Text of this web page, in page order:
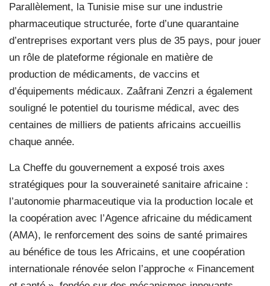
Parallèlement, la Tunisie mise sur une industrie
pharmaceutique structurée, forte d’une quarantaine
d’entreprises exportant vers plus de 35 pays, pour jouer
un rôle de plateforme régionale en matière de
production de médicaments, de vaccins et
d’équipements médicaux. Zaâfrani Zenzri a également
souligné le potentiel du tourisme médical, avec des
centaines de milliers de patients africains accueillis
chaque année.
La Cheffe du gouvernement a exposé trois axes
stratégiques pour la souveraineté sanitaire africaine :
l’autonomie pharmaceutique via la production locale et
la coopération avec l’Agence africaine du médicament
(AMA), le renforcement des soins de santé primaires
au bénéfice de tous les Africains, et une coopération
internationale rénovée selon l’approche « Financement